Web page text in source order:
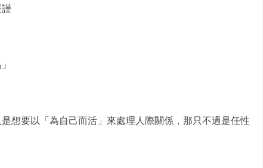
謹
想要以「為自己而活」來處理人際關係，那只不過是任性